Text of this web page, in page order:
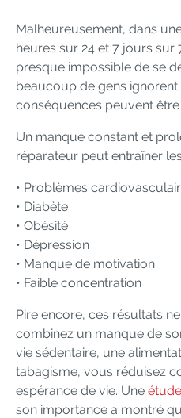
Malheureusement, dans
heures sur 24 et 7 jours sur
presque impossible de se
beaucoup de gens
conséquences peuvent être
Un manque constant et
réparateur peut entraîner
• Problèmes
• Diabète
• Obésité
• Dépression
• Manque de motivation
• Faible concentration
Pire encore, ces résultats
combinez un manque de
vie sédentaire, une
tabagisme, vous réduisez
espérance de vie. Une
son importance a montré